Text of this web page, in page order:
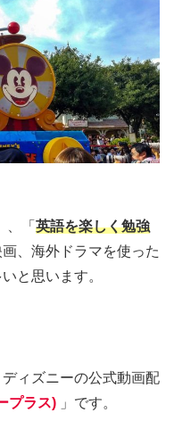
、「 英語を楽しく勉強
、海外ドラマを使った
と思います。
ィズニーの公式動画配
プラス) 」です。